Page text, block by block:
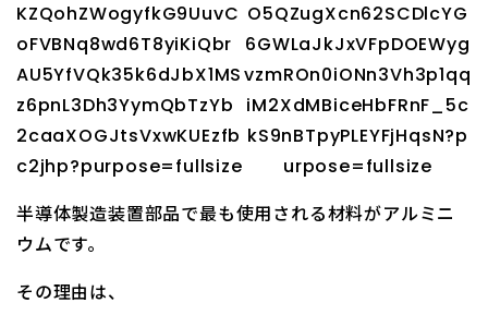
半導体製造装置部品で最も使用される材料がアルミニ
ウムです。
その理由は、